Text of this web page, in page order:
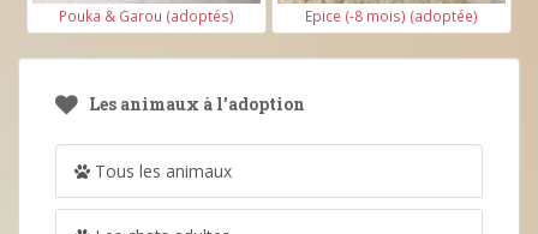
Pouka & Garou (adoptés) Epice (-8 mois) (adoptée)
Les animaux à l’adoption
Tous les animaux